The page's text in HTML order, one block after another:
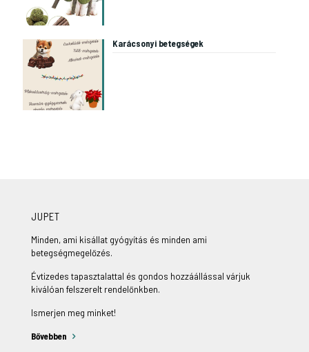
Karácsonyi betegségek
JUPET
Minden, ami kisállat gyógyítás és minden ami
betegségmegelőzés.
Évtizedes tapasztalattal és gondos hozzáállással várjuk
kiválóan felszerelt rendelőnkben.
Ismerjen meg minket!
Bővebben